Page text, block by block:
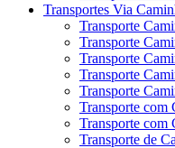
Transportes Via
Transporte
Transporte
Transporte
Transporte
Transporte
Transporte com
Transporte com
Transporte de